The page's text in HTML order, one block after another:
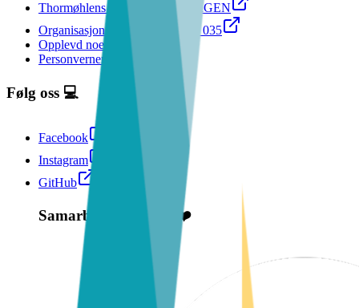
Thormøhlens gate 55 5006 BERGEN
Organisasjonsnummer: 998 995 035
Opplevd noe kjipt? Speak up!
Personvernerklæring
Følg oss 💻
Facebook
Instagram
GitHub
Samarbeidspartnere ❤️